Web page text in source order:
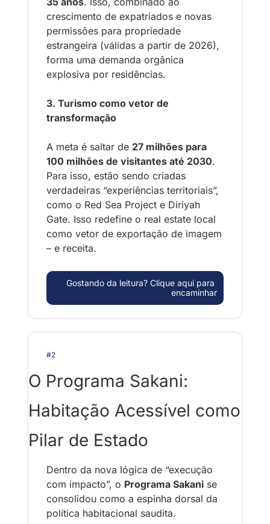
crescimento de expatriados e novas
permissões para propriedade
estrangeira (válidas a partir de 2026),
forma uma demanda orgânica
explosiva por residências.
3. Turismo como vetor de
transformação
A meta é saltar de 27 milhões para
100 milhões de visitantes até 2030.
Para isso, estão sendo criadas
verdadeiras “experiências territoriais”,
como o Red Sea Project e Diriyah
Gate. Isso redefine o real estate local
como vetor de exportação de imagem
– e receita.
Gostando da leitura? Clique aqui para
encaminhar
#2
O Programa Sakani:
Habitação Acessível como
Pilar de Estado
Dentro da nova lógica de “execução
com impacto”, o Programa Sakani se
consolidou como a espinha dorsal da
política habitacional saudita.